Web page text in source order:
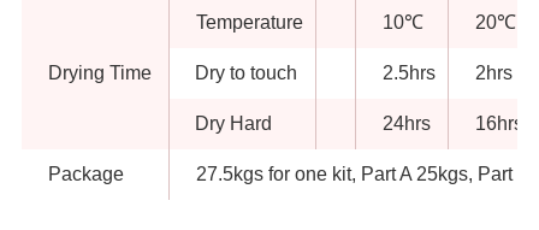
Drying Time
Temperature 10℃ 20℃
Dry to touch 2.5hrs 2hrs
Dry Hard 24hrs 16hrs
Package 27.5kgs for one kit, Part A 25kgs, Part B